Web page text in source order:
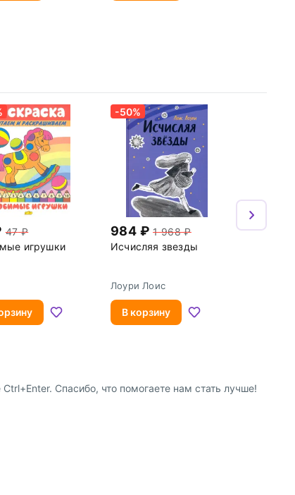
47
игрушки
-50%
984
1 968
Исчисляя звезды
Лоури Лоис
В корзину
Спасибо, что помогаете нам стать лучше!